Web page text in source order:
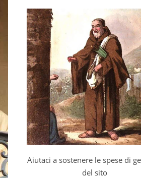
Aiutaci a sostenere le spese di
del sito